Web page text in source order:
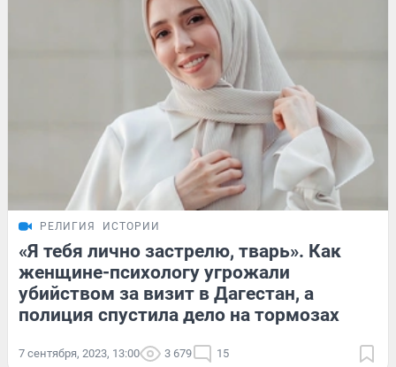
РЕЛИГИЯ ИСТОРИИ
«Я тебя лично застрелю, тварь». Как
женщине-психологу угрожали
убийством за визит в Дагестан, а
полиция спустила дело на тормозах
7 сентября, 2023, 13:00 3 679 15